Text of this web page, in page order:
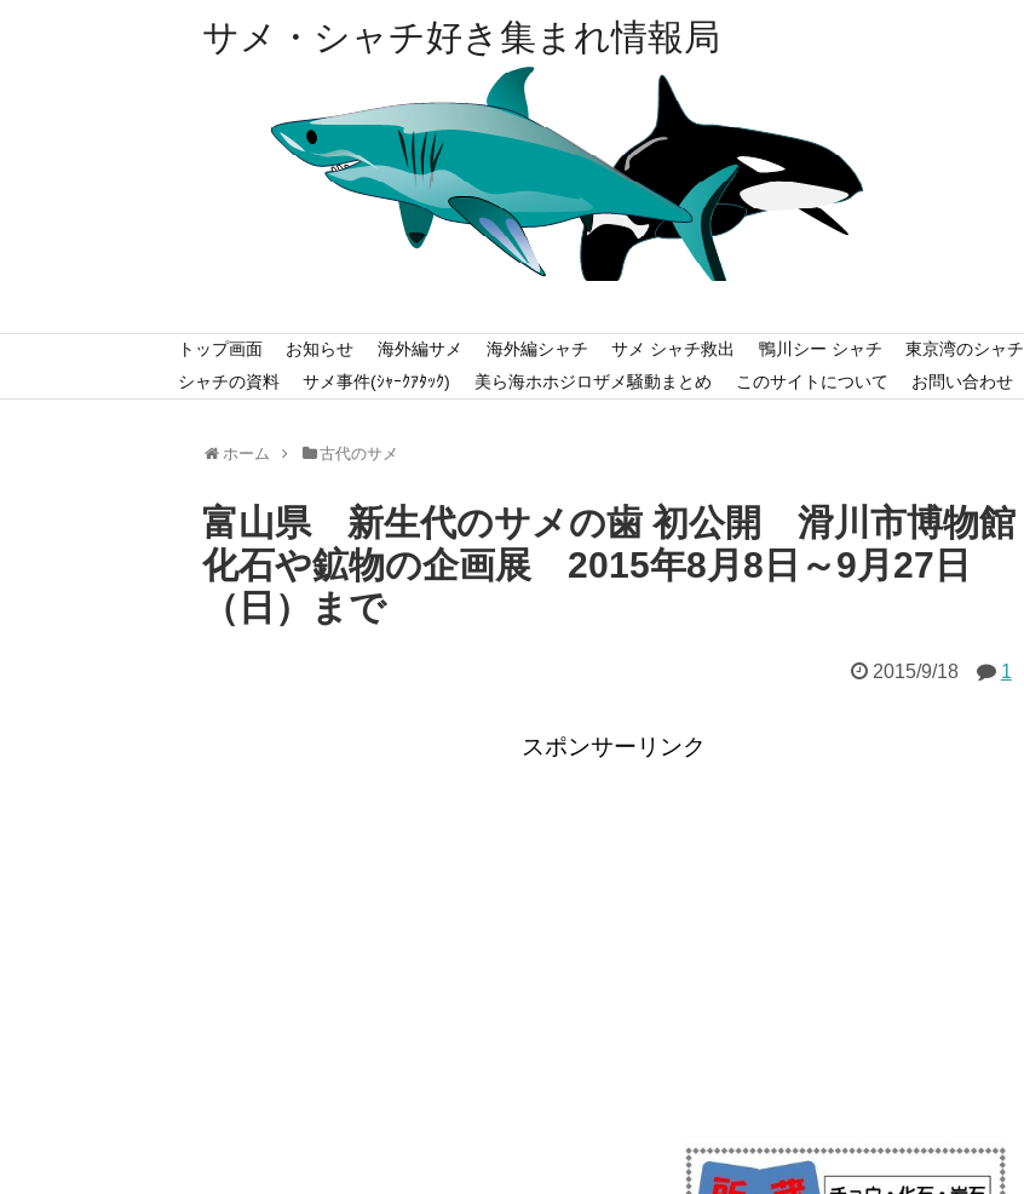
サメ・シャチ好き集まれ情報局
トップ画面 お知らせ 海外編サメ 海外編シャチ サメ シャチ救出 鴨川シー シャチ 東京湾のシャチ
シャチの資料
サメ事件(ｼｬｰｸｱﾀｯｸ) 美ら海ホホジロザメ騒動まとめ このサイトについて お問い合わせ
ホーム 古代のサメ
富山県 新生代のサメの歯 初公開 滑川市博物館
化石や鉱物の企画展 2015年8月8日～9月27日
（日）まで
2015/9/18 1
スポンサーリンク